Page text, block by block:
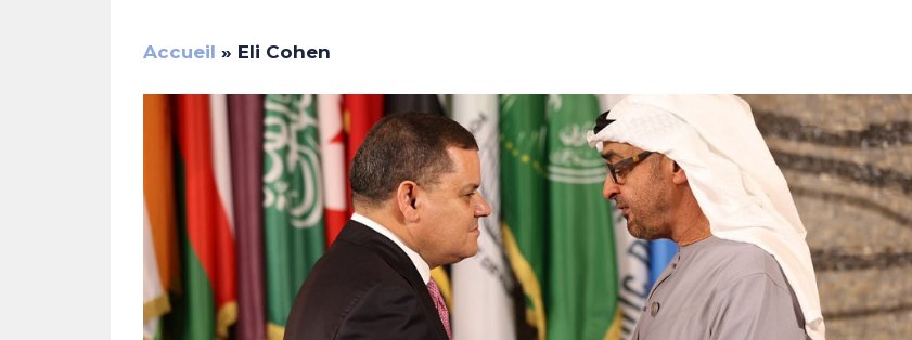
Accueil » Eli Cohen